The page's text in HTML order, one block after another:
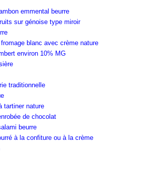
emmental beurre
sur génoise type miroir
blanc avec crème nature
environ 10% MG
traditionnelle
tartiner nature
de chocolat
beurre
à la confiture ou à la crème